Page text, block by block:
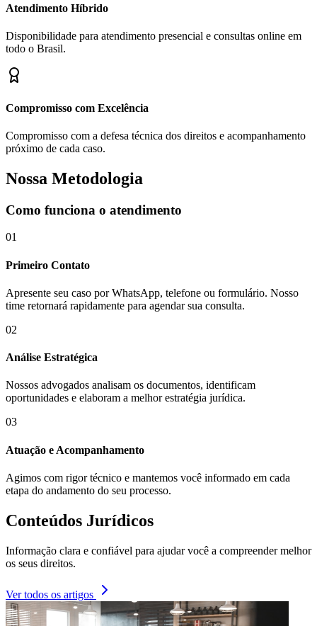
Atendimento Híbrido
Disponibilidade para atendimento presencial e consultas online em
todo o Brasil.
Compromisso com Excelência
Compromisso com a defesa técnica dos direitos e acompanhamento
próximo de cada caso.
Nossa Metodologia
Como funciona o atendimento
01
Primeiro Contato
Apresente seu caso por WhatsApp, telefone ou formulário. Nosso
time retornará rapidamente para agendar sua consulta.
02
Análise Estratégica
Nossos advogados analisam os documentos, identificam
oportunidades e elaboram a melhor estratégia jurídica.
03
Atuação e Acompanhamento
Agimos com rigor técnico e mantemos você informado em cada
etapa do andamento do seu processo.
Conteúdos Jurídicos
Informação clara e confiável para ajudar você a compreender melhor
os seus direitos.
Ver todos os artigos